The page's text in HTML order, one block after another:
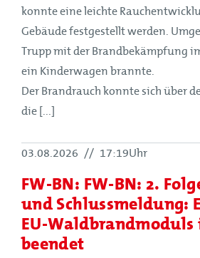
konnte eine leichte
Gebäude festgestellt werden.
Trupp mit der Brandbekämpfung
ein Kinderwagen brannte.
Der Brandrauch konnte sich über
die [...]
03.08.2026 // 17:19Uhr
FW-BN: FW-BN: 2.
und Schlussmeldung:
EU-Waldbrandmoduls
beendet